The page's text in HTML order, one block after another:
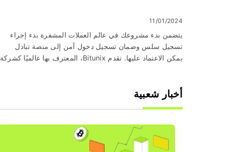
11/01/2024
يتضمن بدء مشروعك في عالم العملات المشفرة بدء إجراء
تسجيل سلس وضمان تسجيل دخول آمن إلى منصة تبادل
يمكن الاعتماد عليها. تقدم Bitunix، المعترف بها عالميًا كشركة
هذا الدليل الشامل خلال الخطوات الحاسمة للتسجيل وتسجيل
أخبار شعبية